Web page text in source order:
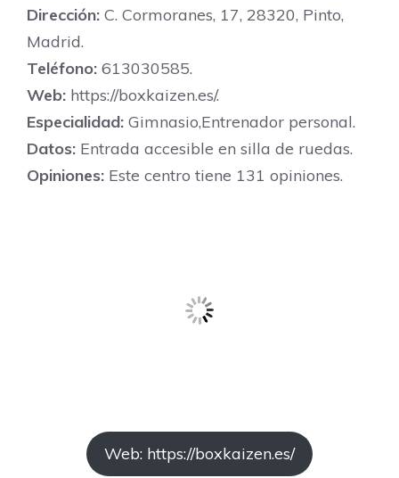
Dirección: C. Cormoranes, 17, 28320, Pinto,
Madrid.
Teléfono: 613030585.
Web: https://boxkaizen.es/.
Especialidad: Gimnasio,Entrenador personal.
Datos: Entrada accesible en silla de ruedas.
Opiniones: Este centro tiene 131 opiniones.
Web: https://boxkaizen.es/